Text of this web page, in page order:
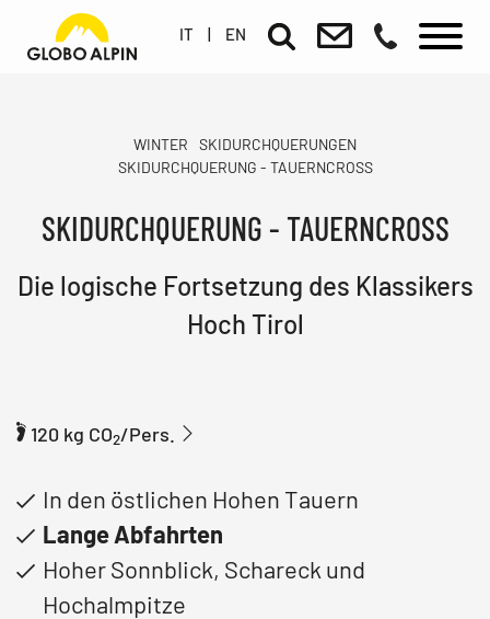
IT | EN
WINTER
SKIDURCHQUERUNGEN
SKIDURCHQUERUNG - TAUERNCROSS
SKIDURCHQUERUNG - TAUERNCROSS
Die logische Fortsetzung des Klassikers
Hoch Tirol
120 kg CO2/Pers.
In den östlichen Hohen Tauern
Lange Abfahrten
Hoher Sonnblick, Schareck und
Hochalmpitze